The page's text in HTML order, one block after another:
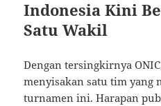
Indonesia Kini
Satu Wakil
Dengan tersingkirnya
menyisakan satu tim yang
turnamen ini. Harapan